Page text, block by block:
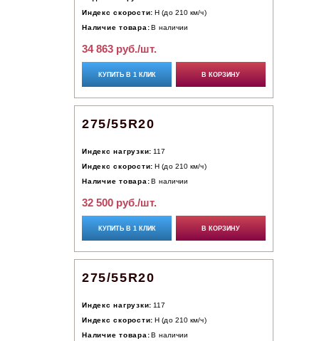
Индекс скорости: H (до 210 км/ч)
Наличие товара: В наличии
34 863 руб./шт.
КУПИТЬ В 1 КЛИК В КОРЗИНУ
275/55R20
Индекс нагрузки: 117
Индекс скорости: H (до 210 км/ч)
Наличие товара: В наличии
32 500 руб./шт.
КУПИТЬ В 1 КЛИК В КОРЗИНУ
275/55R20
Индекс нагрузки: 117
Индекс скорости: H (до 210 км/ч)
Наличие товара: В наличии